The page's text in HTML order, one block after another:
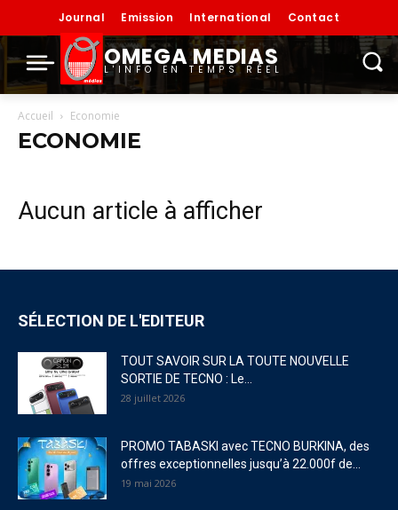
Journal Emission International Contact
OMEGA MEDIAS
L'INFO EN TEMPS RÉEL
Accueil Economie
ECONOMIE
Aucun article à afficher
SÉLECTION DE L'EDITEUR
TOUT SAVOIR SUR LA TOUTE NOUVELLE
SORTIE DE TECNO : Le...
28 juillet 2026
PROMO TABASKI avec TECNO BURKINA, des
offres exceptionnelles jusqu’à 22.000f de...
19 mai 2026